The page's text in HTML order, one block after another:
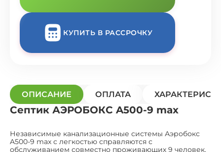
КУПИТЬ В РАССРОЧКУ
ОПИСАНИЕ ОПЛАТА
Септик АЭРОБОКС A500-9 max
Независимые канализационные системы Аэробокс
A500-9 max с легкостью справляются с
обслуживанием совместно проживающих 9 человек.